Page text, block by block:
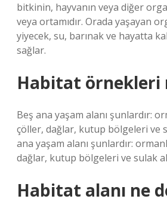
bitkinin, hayvanın veya diğer
veya ortamıdır. Orada yaşayan
yiyecek, su, barınak ve hayatta
sağlar.
Habitat örnekleri
Beş ana yaşam alanı şunlardır:
çöller, dağlar, kutup bölgeleri ve
ana yaşam alanı şunlardır:
dağlar, kutup bölgeleri ve sulak
Habitat alanı ne